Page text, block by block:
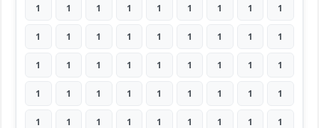
1 1 1 1 1 1 1 1 1
1 1 1 1 1 1 1 1 1
1 1 1 1 1 1 1 1 1
1 1 1 1 1 1 1 1 1
1 1 1 1 1 1 1 1 1